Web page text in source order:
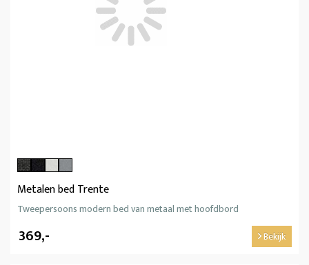
Metalen bed Trente
Tweepersoons modern bed van metaal met hoofdbord
369,- Bekijk